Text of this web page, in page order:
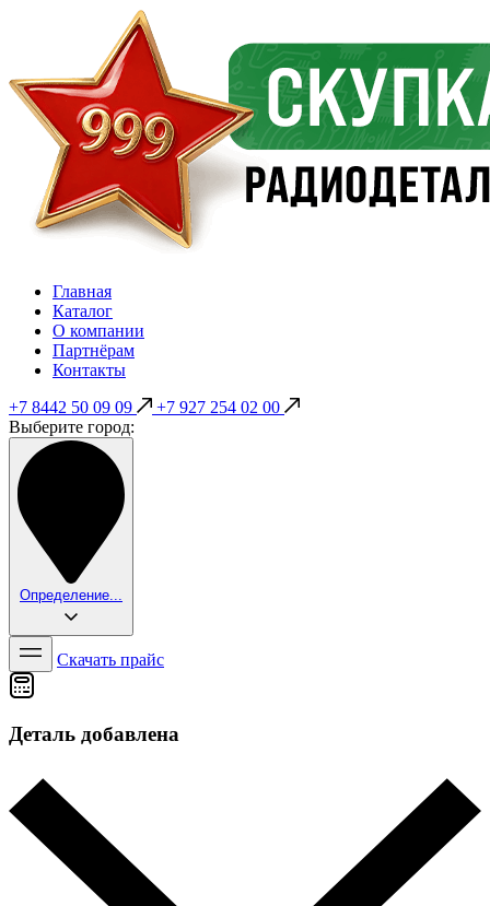
Главная
Каталог
О компании
Партнёрам
Контакты
+7 8442 50 09 09
+7 927 254 02 00
Выберите город:
Определение...
Скачать прайс
Деталь добавлена